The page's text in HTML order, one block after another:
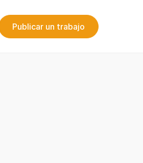
Publicar un trabajo